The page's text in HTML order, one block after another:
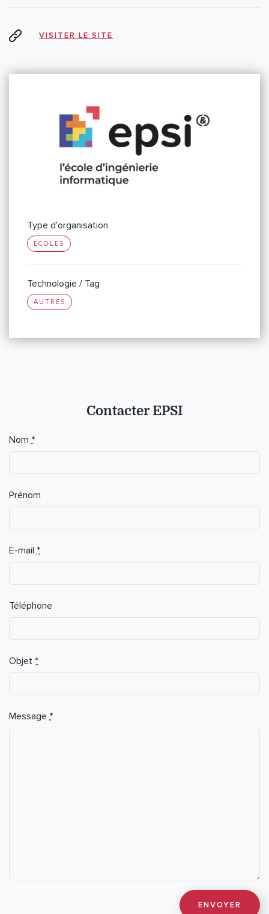
VISITER LE SITE
Type d'organisation
ÉCOLES
Technologie / Tag
AUTRES
Contacter EPSI
If you
are a
this
field
Nom *
Prénom
E-mail *
Téléphone
Objet *
Message *